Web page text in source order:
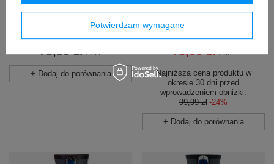
Kubek termiczny na kawę
Gunmetal - powystawowy
75,00 zł / szt.
+ Dodaj do porównania
Kubek termiczny na kawę
Pink - powystawowy
75,00 zł / szt.
Najniższa cena produktu w
okresie 30 dni przed
wprowadzeniem obniżki:
99,99 zł -24%
+ Dodaj do porównania
Potwierdzam wymagane